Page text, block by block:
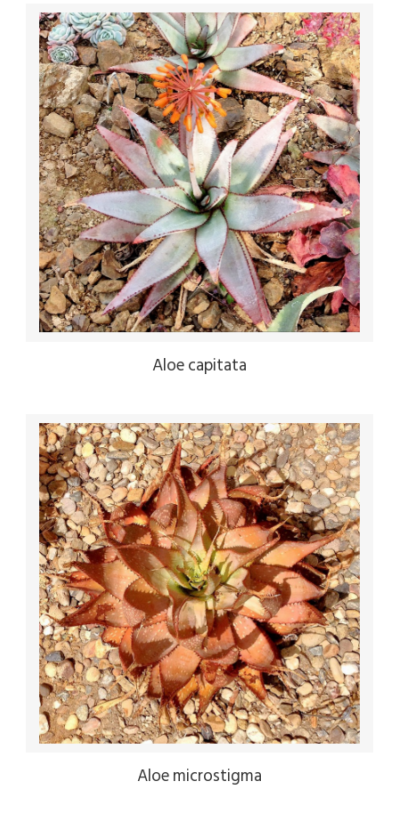
Aloe capitata
Aloe microstigma